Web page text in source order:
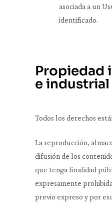
asociada a un
identificado.
Propiedad
e industrial
Todos los derechos
La reproducción,
difusión de los
que tenga finalidad
expresamente
previo expreso y por